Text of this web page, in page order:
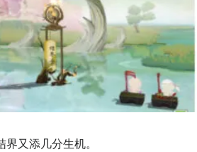
又添几分生机。